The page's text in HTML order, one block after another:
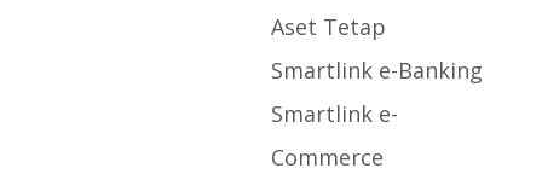
Aset Tetap
Smartlink e-Banking
Smartlink e-
Commerce